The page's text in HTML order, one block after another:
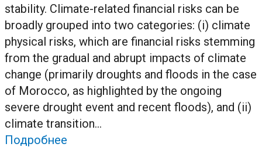
stability. Climate-related financial risks can be
broadly grouped into two categories: (i) climate
physical risks, which are financial risks stemming
from the gradual and abrupt impacts of climate
change (primarily droughts and floods in the case
of Morocco, as highlighted by the ongoing
severe drought event and recent floods), and (ii)
climate transition...
Подробнее